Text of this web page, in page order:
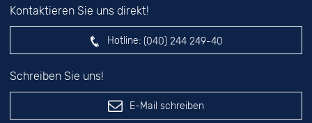
Kontaktieren Sie uns direkt!
Hotline: (040) 244 249-40
Schreiben Sie uns!
E-Mail schreiben